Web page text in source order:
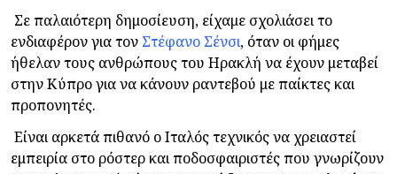
Σε παλαιότερη δημοσίευση, είχαμε σχολιάσει το
ενδιαφέρον για τον Στέφανο Σένσι, όταν οι φήμες
ήθελαν τους ανθρώπους του Ηρακλή να έχουν μεταβεί
στην Κύπρο για να κάνουν ραντεβού με παίκτες και
προπονητές.
Είναι αρκετά πιθανό ο Ιταλός τεχνικός να χρειαστεί
εμπειρία στο ρόστερ και ποδοσφαιριστές που γνωρίζουν